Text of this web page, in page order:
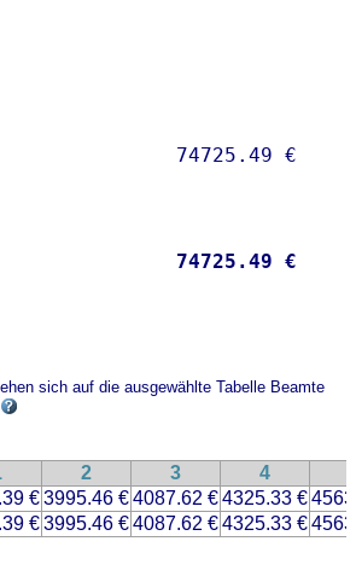
74725.49 €
sich auf die ausgewählte Tabelle Beamte
2 3 4
€3995.46 €4087.62 €4325.33 €
€3995.46 €4087.62 €4325.33 €